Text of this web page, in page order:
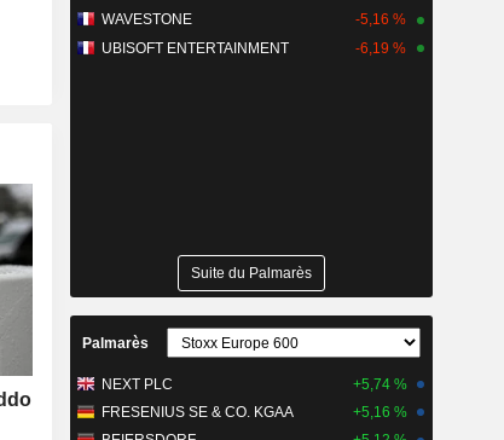
WAVESTONE
-5,16 %
UBISOFT ENTERTAINMENT
-6,19 %
Suite du Palmarès
Palmarès
NEXT PLC
+5,74 %
FRESENIUS SE & CO. KGAA
+5,16 %